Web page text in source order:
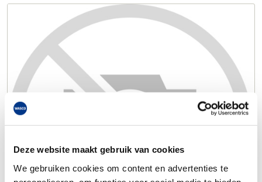
Deze website maakt gebruik van cookies
We gebruiken cookies om content en advertenties te